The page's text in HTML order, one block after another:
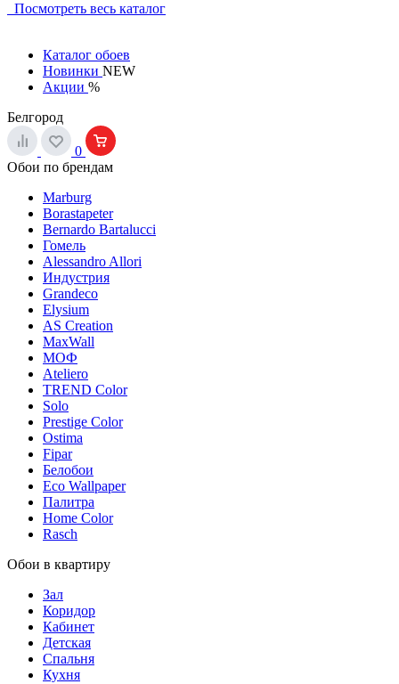
Посмотреть весь каталог
Каталог обоев
Новинки NEW
Акции %
Белгород
0
Обои по брендам
Marburg
Borastapeter
Bernardo Bartalucci
Гомель
Alessandro Allori
Индустрия
Grandeco
Elysium
AS Creation
MaxWall
МОФ
Ateliero
TREND Color
Solo
Prestige Color
Ostima
Fipar
Белобои
Eco Wallpaper
Палитра
Home Color
Rasch
Обои в квартиру
Зал
Коридор
Кабинет
Детская
Спальня
Кухня